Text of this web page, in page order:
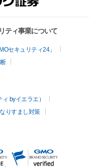
ティ事業について
セキュリティ24」
byイエラエ）
なりすまし対策